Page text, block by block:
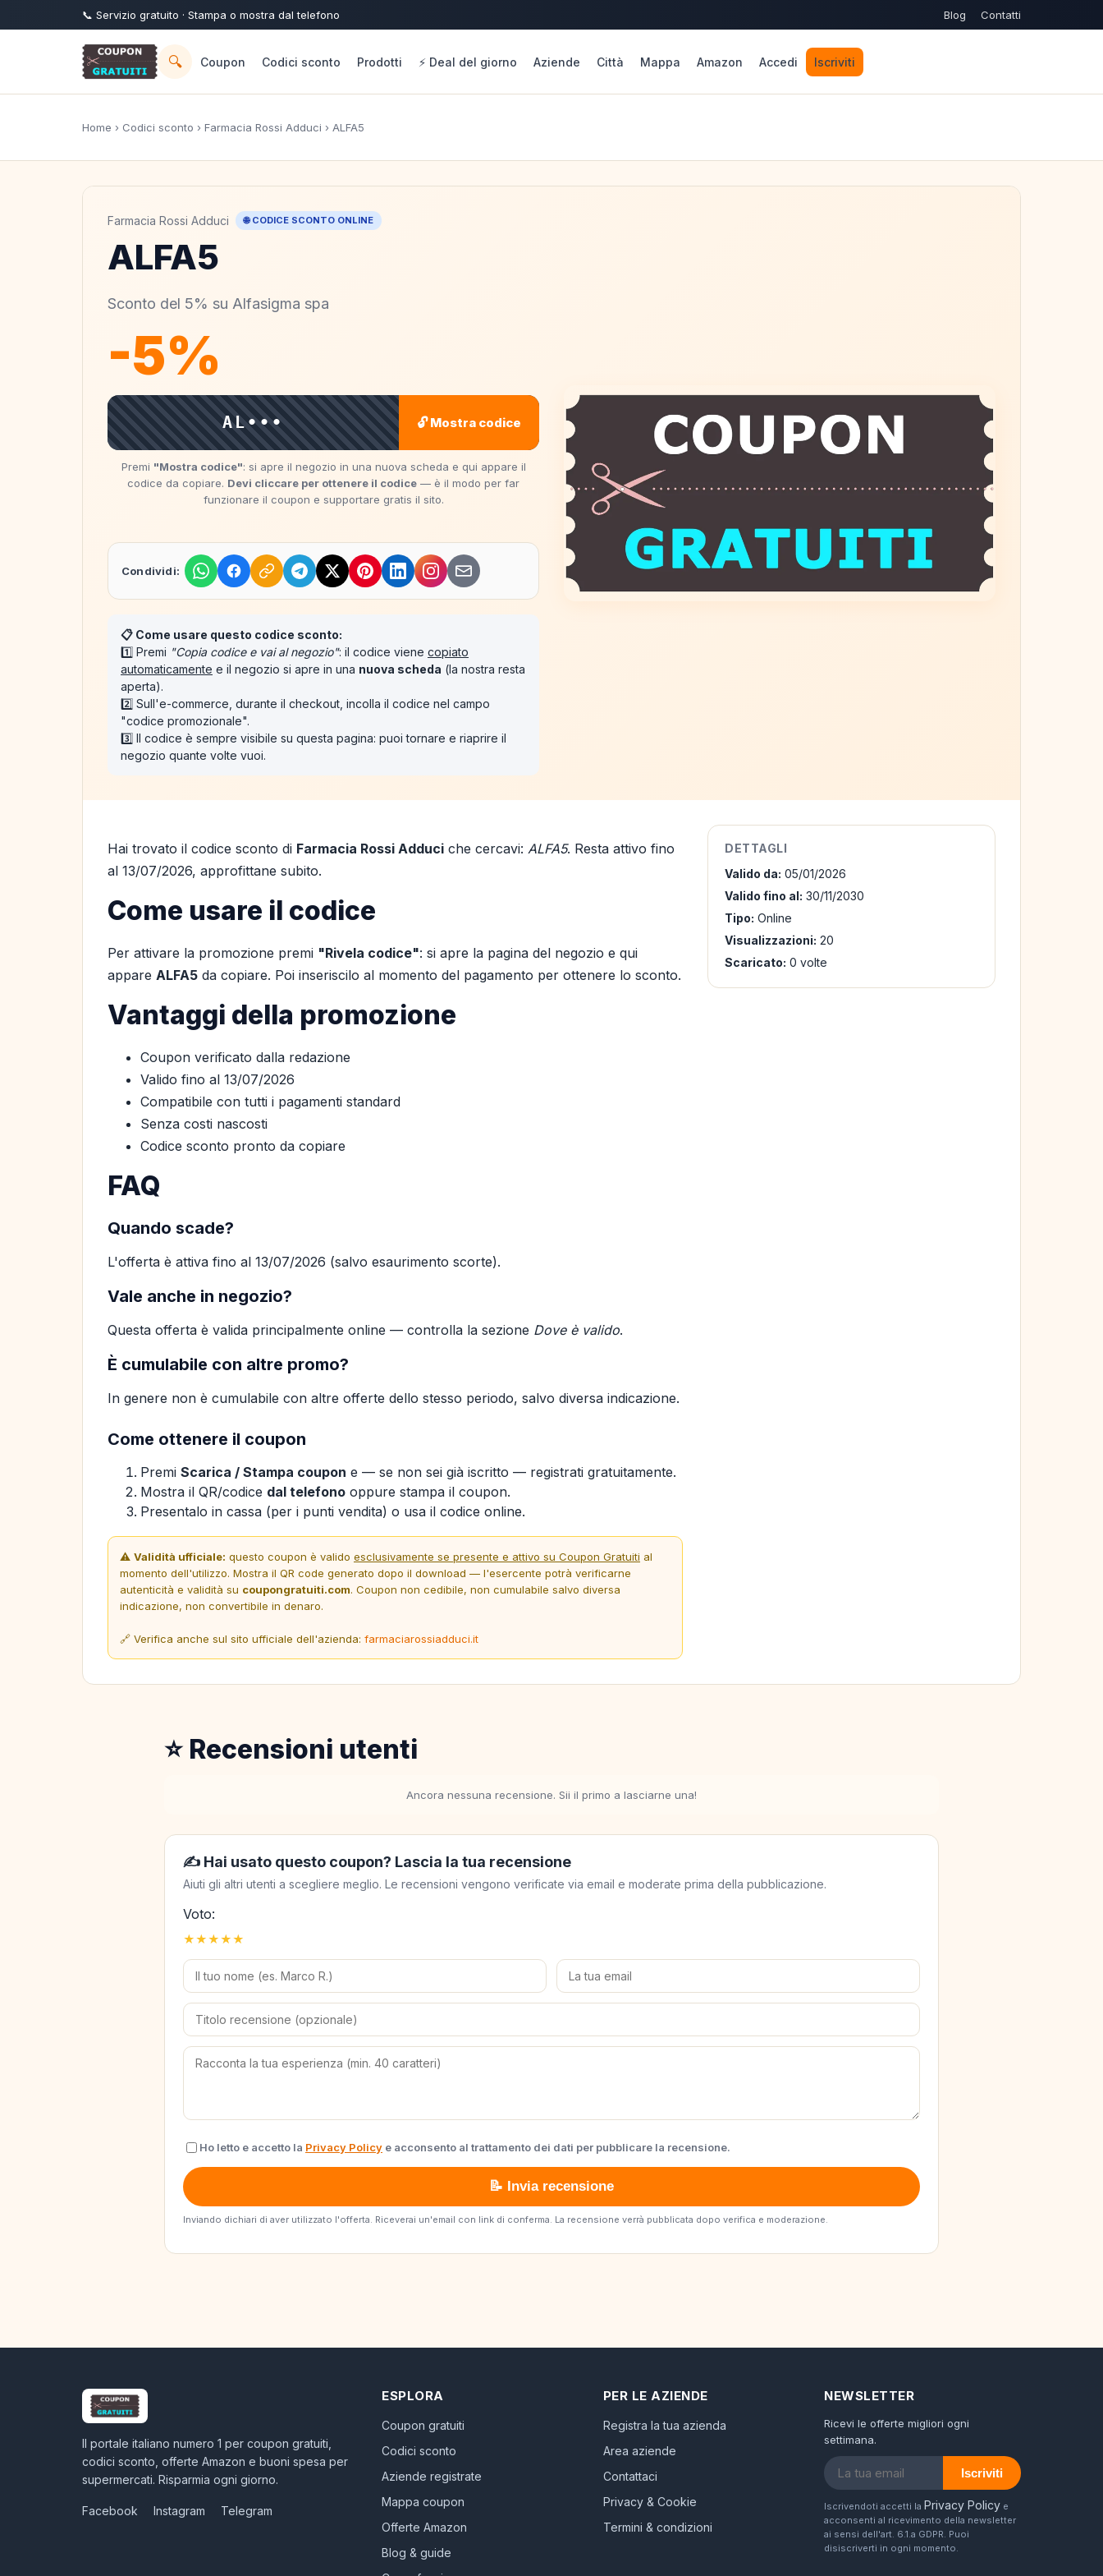
📞 Servizio gratuito · Stampa o mostra dal telefono Blog Contatti
🔍 Coupon Codici sconto Prodotti ⚡ Deal del giorno Aziende Città Mappa Amazon Accedi Iscriviti
Home › Codici sconto › Farmacia Rossi Adduci › ALFA5
Farmacia Rossi Adduci 🌐 CODICE SCONTO ONLINE
ALFA5
Sconto del 5% su Alfasigma spa
-5%
AL••• 🔓 Mostra codice
Premi "Mostra codice": si apre il negozio in una nuova scheda e qui appare il
codice da copiare. Devi cliccare per ottenere il codice — è il modo per far
funzionare il coupon e supportare gratis il sito.
Condividi:
📋 Come usare questo codice sconto:
1️⃣ Premi "Copia codice e vai al negozio": il codice viene copiato
automaticamente e il negozio si apre in una nuova scheda (la nostra resta
aperta).
2️⃣ Sull'e-commerce, durante il checkout, incolla il codice nel campo
"codice promozionale".
3️⃣ Il codice è sempre visibile su questa pagina: puoi tornare e riaprire il
negozio quante volte vuoi.
Hai trovato il codice sconto di Farmacia Rossi Adduci che cercavi: ALFA5. Resta attivo fino
al 13/07/2026, approfittane subito.
Come usare il codice
Per attivare la promozione premi "Rivela codice": si apre la pagina del negozio e qui
appare ALFA5 da copiare. Poi inseriscilo al momento del pagamento per ottenere lo sconto.
Vantaggi della promozione
Coupon verificato dalla redazione
Valido fino al 13/07/2026
Compatibile con tutti i pagamenti standard
Senza costi nascosti
Codice sconto pronto da copiare
FAQ
Quando scade?
L'offerta è attiva fino al 13/07/2026 (salvo esaurimento scorte).
Vale anche in negozio?
Questa offerta è valida principalmente online — controlla la sezione Dove è valido.
È cumulabile con altre promo?
In genere non è cumulabile con altre offerte dello stesso periodo, salvo diversa indicazione.
Come ottenere il coupon
Premi Scarica / Stampa coupon e — se non sei già iscritto — registrati gratuitamente.
Mostra il QR/codice dal telefono oppure stampa il coupon.
Presentalo in cassa (per i punti vendita) o usa il codice online.
⚠️ Validità ufficiale: questo coupon è valido esclusivamente se presente e attivo su Coupon Gratuiti al
momento dell'utilizzo. Mostra il QR code generato dopo il download — l'esercente potrà verificarne
autenticità e validità su coupongratuiti.com. Coupon non cedibile, non cumulabile salvo diversa
indicazione, non convertibile in denaro.
🔗 Verifica anche sul sito ufficiale dell'azienda: farmaciarossiadduci.it
DETTAGLI
Valido da: 05/01/2026
Valido fino al: 30/11/2030
Tipo: Online
Visualizzazioni: 20
Scaricato: 0 volte
⭐ Recensioni utenti
Ancora nessuna recensione. Sii il primo a lasciarne una!
✍️ Hai usato questo coupon? Lascia la tua recensione
Aiuti gli altri utenti a scegliere meglio. Le recensioni vengono verificate via email e moderate prima della pubblicazione.
Voto:
★
★
★
★
★
Ho letto e accetto la Privacy Policy e acconsento al trattamento dei dati per pubblicare la recensione.
📝 Invia recensione
Inviando dichiari di aver utilizzato l'offerta. Riceverai un'email con link di conferma. La recensione verrà pubblicata dopo verifica e moderazione.
Il portale italiano numero 1 per coupon gratuiti,
codici sconto, offerte Amazon e buoni spesa per
supermercati. Risparmia ogni giorno.
Facebook Instagram Telegram
ESPLORA
Coupon gratuiti
Codici sconto
Aziende registrate
Mappa coupon
Offerte Amazon
Blog & guide
PER LE AZIENDE
Registra la tua azienda
Area aziende
Contattaci
Privacy & Cookie
Termini & condizioni
NEWSLETTER
Ricevi le offerte migliori ogni
settimana.
Iscriviti
Iscrivendoti accetti la Privacy Policy e
acconsenti al ricevimento della newsletter
ai sensi dell'art. 6.1.a GDPR. Puoi
disiscriverti in ogni momento.